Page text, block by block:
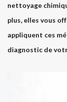
nettoyage
plus, elles vous
appliquent ces
diagnostic de